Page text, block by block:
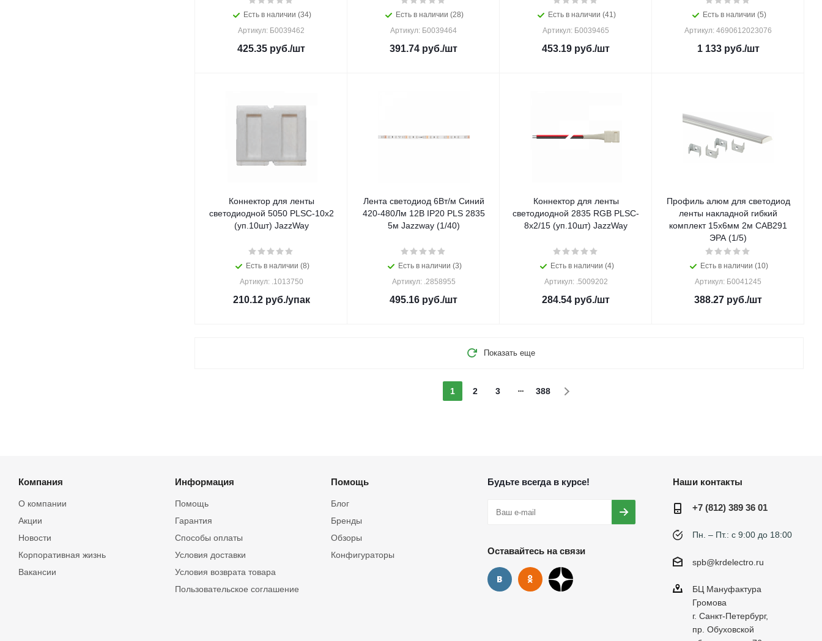
Есть в наличии (34)
Артикул: Б0039462
425.35 руб./шт
Есть в наличии (28)
Артикул: Б0039464
391.74 руб./шт
Есть в наличии (41)
Артикул: Б0039465
453.19 руб./шт
Есть в наличии (5)
Артикул: 4690612023076
1 133руб./шт
Коннектор для ленты
светодиодной 5050 PLSC-10х2
(уп.10шт) JazzWay
Есть в наличии (8)
Артикул: .1013750
210.12руб./упак
Лента светодиод 6Вт/м Синий
420-480Лм 12В IP20 PLS 2835
5м Jazzway (1/40)
Есть в наличии (3)
Артикул: .2858955
495.16 руб./шт
Коннектор для ленты
светодиодной 2835 RGB PLSC-
8х2/15 (уп.10шт) JazzWay
Есть в наличии (4)
Артикул: .5009202
284.54 руб./шт
Профиль алюм для светодиод
ленты накладной гибкий
комплект 15х6мм 2м CAB291
ЭРА (1/5)
Есть в наличии (10)
Артикул: Б0041245
388.27 руб./шт
Показать еще
1 2 3 388
Компания
О компании
Акции
Новости
Корпоративная жизнь
Вакансии
Информация
Помощь
Гарантия
Способы оплаты
Условия доставки
Условия возврата товара
Пользовательское соглашение
Помощь
Блог
Бренды
Обзоры
Конфигураторы
Будьте всегда в курсе!
Оставайтесь на связи
Наши контакты
+7 (812) 389 36 01
Пн. – Пт.: с 9:00 до 18:00
spb@krdelectro.ru
БЦ Мануфактура
Громова
г. Санкт-Петербург,
пр. Обуховской